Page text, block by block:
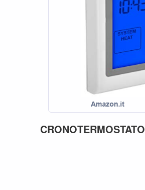
CRONOTERMOSTATO